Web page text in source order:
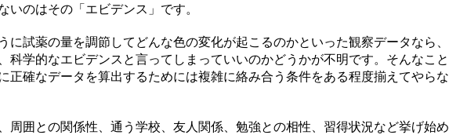
のはその「エビデンス」です。
試薬の量を調節してどんな色の変化が起こるのかといった観察データなら、
学的なエビデンスと言ってしまっていいのかどうかが不明です。そんなこと
確なデータを算出するためには複雑に絡み合う条件をある程度揃えてやらな
囲との関係性、通う学校、友人関係、勉強との相性、習得状況など挙げ始め